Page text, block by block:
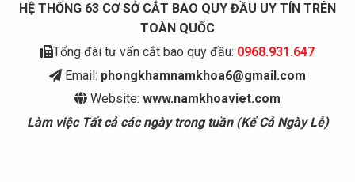
HỆ THỐNG 63 CƠ SỞ CẮT BAO QUY ĐẦU UY TÍN TRÊN
TOÀN QUỐC
Tổng đài tư vấn cắt bao quy đầu: 0968.931.647
Email: phongkhamnamkhoa6@gmail.com
Website: www.namkhoaviet.com
Làm việc Tất cả các ngày trong tuần (Kể Cả Ngày Lễ)